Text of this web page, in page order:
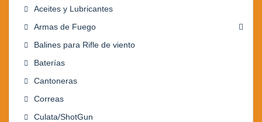
Aceites y Lubricantes
Armas de Fuego
Balines para Rifle de viento
Baterías
Cantoneras
Correas
Culata/ShotGun